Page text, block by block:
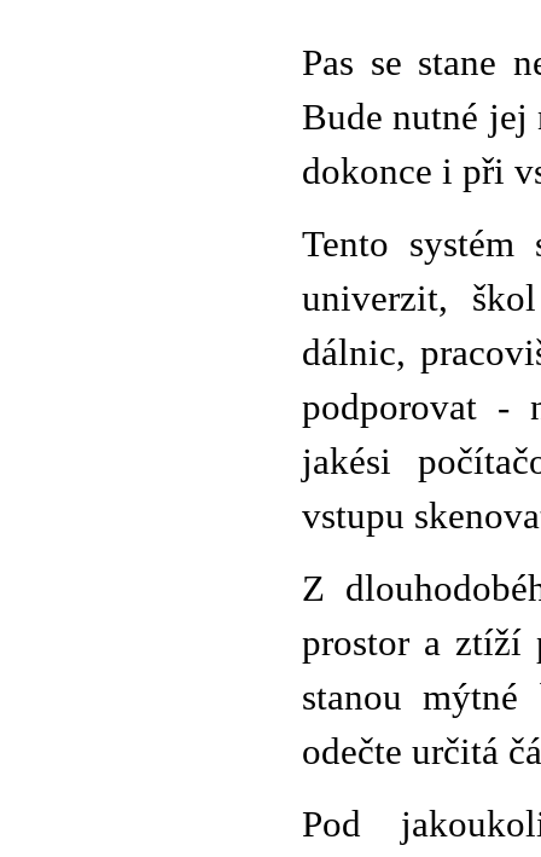
Pas se stane
Bude nutné jej
dokonce i při
Tento
univerzit,
dálnic,
podporovat -
jakési
vstupu
Z
prostor a ztíží
stanou
odečte určitá
Pod